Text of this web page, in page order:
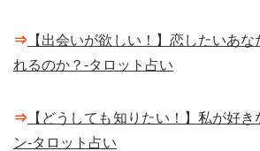
⇒ 【出会いが欲しい！】恋したいあ
れるのか？-タロット占い
⇒ 【どうしても知りたい！】私が好
ン-タロット占い